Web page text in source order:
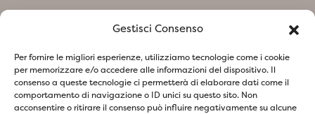
Gestisci Consenso
Per fornire le migliori esperienze, utilizziamo tecnologie come i cookie
per memorizzare e/o accedere alle informazioni del dispositivo. Il
consenso a queste tecnologie ci permetterà di elaborare dati come il
comportamento di navigazione o ID unici su questo sito. Non
acconsentire o ritirare il consenso può influire negativamente su alcune
Home
Folgen Sie uns in den sozialen Netzwerken